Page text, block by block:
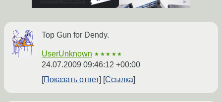
Top Gun for Dendy.
UserUnknown ★★★★★
24.07.2009 09:46:12 +00:00
Показать ответ
Ссылка